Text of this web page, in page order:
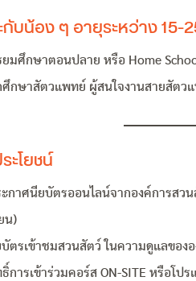
กับน้อง ๆ อายุระหว่าง
มศึกษาตอนปลาย หรือ Home
กษาสัตวแพทย์ ผู้สนใจงานสายสัตว
ะโยชน์
กาศนียบัตรออนไลน์จากองค์การสว
น)
ตรเข้าชมสวนสัตว์ ในความดูแลของ
การเข้าร่วมคอร์ส ON-SITE หรือโ